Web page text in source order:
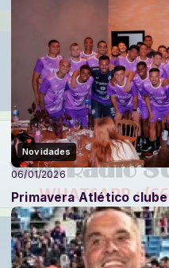
Novidades
06/01/2026
Primavera Atlético clube